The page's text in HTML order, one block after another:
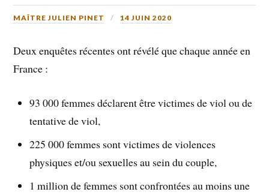
MAÎTRE JULIEN PINET 14 JUIN 2020
Deux enquêtes récentes ont révélé que chaque année en
France :
93 000 femmes déclarent être victimes de viol ou de
tentative de viol,
225 000 femmes sont victimes de violences
physiques et/ou sexuelles au sein du couple,
1 million de femmes sont confrontées au moins une